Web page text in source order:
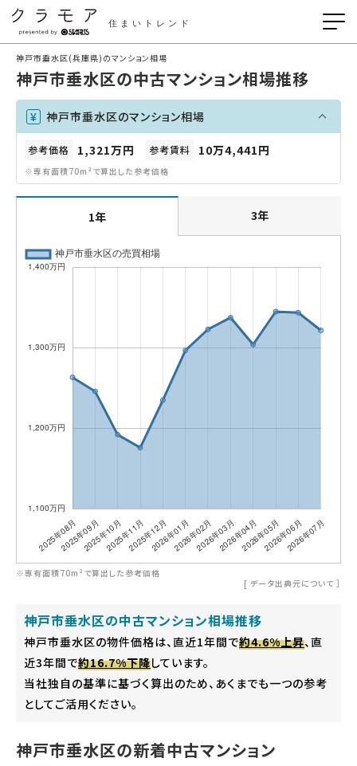
住まいトレンド
神戸市垂水区(兵庫県)のマンション相場
神戸市垂水区の中古マンション相場推移
神戸市垂水区のマンション相場
参考価格 1,321万円 参考賃料 10万4,441円
※専有面積70m²で算出した参考価格
1年 3年
※専有面積70m²で算出した参考価格
[ データ出典元について ］
神戸市垂水区の中古マンション相場推移
神戸市垂水区の物件価格は、直近1年間で約4.6%上昇、直
近3年間で約16.7%下降しています。
当社独自の基準に基づく算出のため、あくまでも一つの参考
としてご活用ください。
神戸市垂水区の新着中古マンション